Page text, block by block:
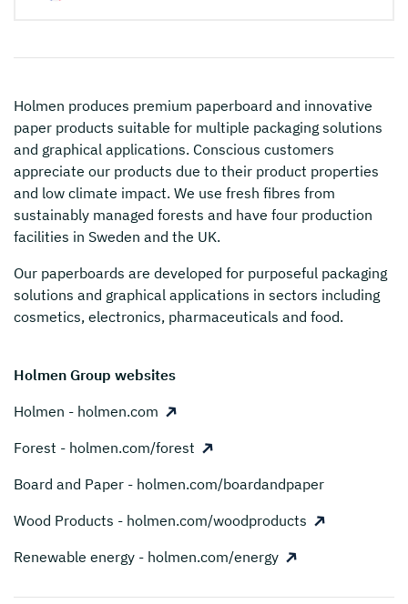
Holmen produces premium paperboard and innovative
paper products suitable for multiple packaging solutions
and graphical applications. Conscious customers
appreciate our products due to their product properties
and low climate impact. We use fresh fibres from
sustainably managed forests and have four production
facilities in Sweden and the UK.
Our paperboards are developed for purposeful packaging
solutions and graphical applications in sectors including
cosmetics, electronics, pharmaceuticals and food.
Holmen Group websites
Holmen - holmen.com
Forest - holmen.com/forest
Board and Paper - holmen.com/boardandpaper
Wood Products - holmen.com/woodproducts
Renewable energy - holmen.com/energy